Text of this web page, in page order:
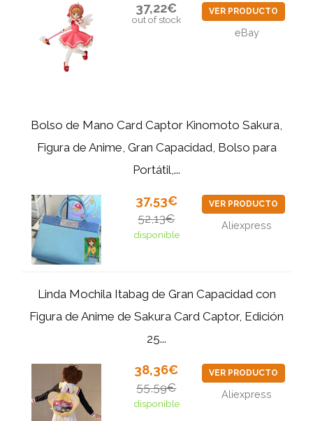
37,22€
out of stock
VER PRODUCTO
eBay
Bolso de Mano Card Captor Kinomoto Sakura,
Figura de Anime, Gran Capacidad, Bolso para
Portátil,...
37,53€
52,13€
disponible
VER PRODUCTO
Aliexpress
Linda Mochila Itabag de Gran Capacidad con
Figura de Anime de Sakura Card Captor, Edición
25...
38,36€
55,59€
disponible
VER PRODUCTO
Aliexpress